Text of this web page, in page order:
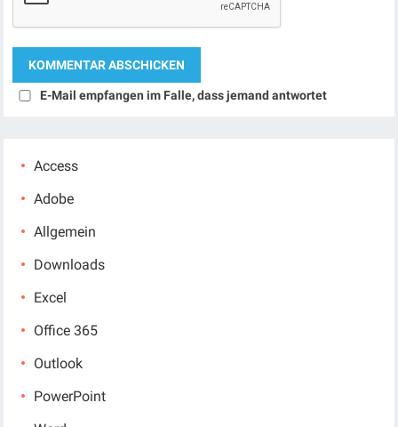
E-Mail empfangen im Falle, dass jemand antwortet
Access
Adobe
Allgemein
Downloads
Excel
Office 365
Outlook
PowerPoint